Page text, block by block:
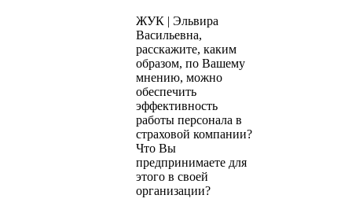
ЖУК | Эльвира
Васильевна,
расскажите, каким
образом, по Вашему
мнению, можно
обеспечить
эффективность
работы персонала в
страховой компании?
Что Вы
предпринимаете для
этого в своей
организации?